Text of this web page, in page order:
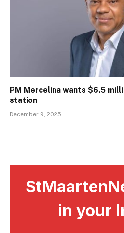
PM Mercelina wants $6.5
station
December 9, 2025